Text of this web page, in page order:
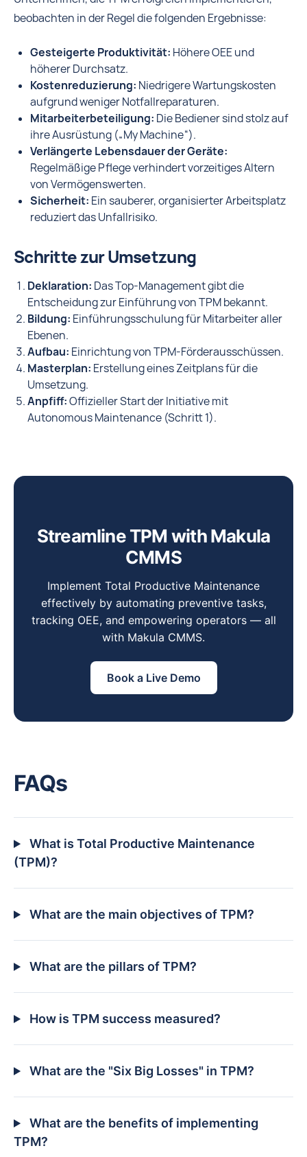
beobachten in der Regel die folgenden Ergebnisse:
Gesteigerte Produktivität: Höhere OEE und
höherer Durchsatz.
Kostenreduzierung: Niedrigere Wartungskosten
aufgrund weniger Notfallreparaturen.
Mitarbeiterbeteiligung: Die Bediener sind stolz auf
ihre Ausrüstung („My Machine“).
Verlängerte Lebensdauer der Geräte:
Regelmäßige Pflege verhindert vorzeitiges Altern
von Vermögenswerten.
Sicherheit: Ein sauberer, organisierter Arbeitsplatz
reduziert das Unfallrisiko.
Schritte zur Umsetzung
Deklaration: Das Top-Management gibt die
Entscheidung zur Einführung von TPM bekannt.
Bildung: Einführungsschulung für Mitarbeiter aller
Ebenen.
Aufbau: Einrichtung von TPM-Förderausschüssen.
Masterplan: Erstellung eines Zeitplans für die
Umsetzung.
Anpfiff:Offizieller Start der Initiative mit
Autonomous Maintenance (Schritt 1).
Streamline TPM with Makula
CMMS
Implement Total Productive Maintenance
effectively by automating preventive tasks,
tracking OEE, and empowering operators — all
with Makula CMMS.
Book a Live Demo
FAQs
What is Total Productive Maintenance
(TPM)?
What are the main objectives of TPM?
What are the pillars of TPM?
How is TPM success measured?
What are the "Six Big Losses" in TPM?
What are the benefits of implementing
TPM?